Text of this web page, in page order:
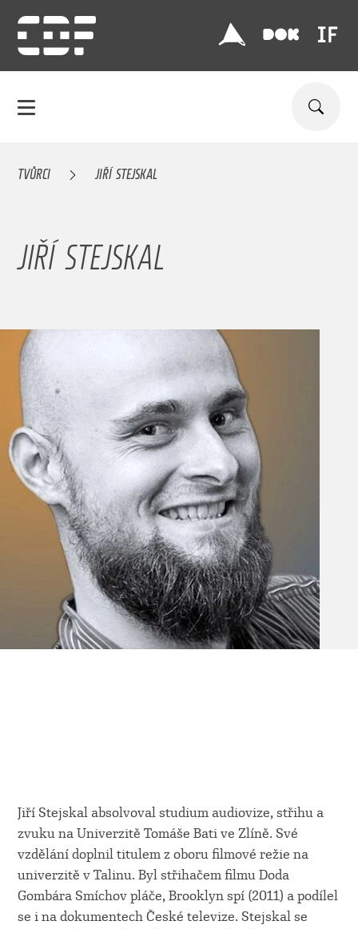
TVŮRCI JIŘÍ STEJSKAL
JIŘÍ STEJSKAL
Jiří Stejskal absolvoval studium audiovize, střihu a
zvuku na Univerzitě Tomáše Bati ve Zlíně. Své
vzdělání doplnil titulem z oboru filmové režie na
univerzitě v Talinu. Byl střihačem filmu Doda
Gombára Smíchov pláče, Brooklyn spí (2011) a podílel
se i na dokumentech České televize. Stejskal se